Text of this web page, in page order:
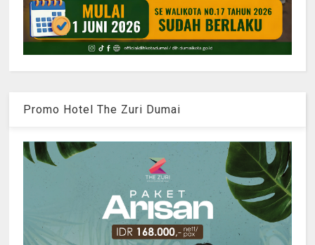
Promo Hotel The Zuri Dumai